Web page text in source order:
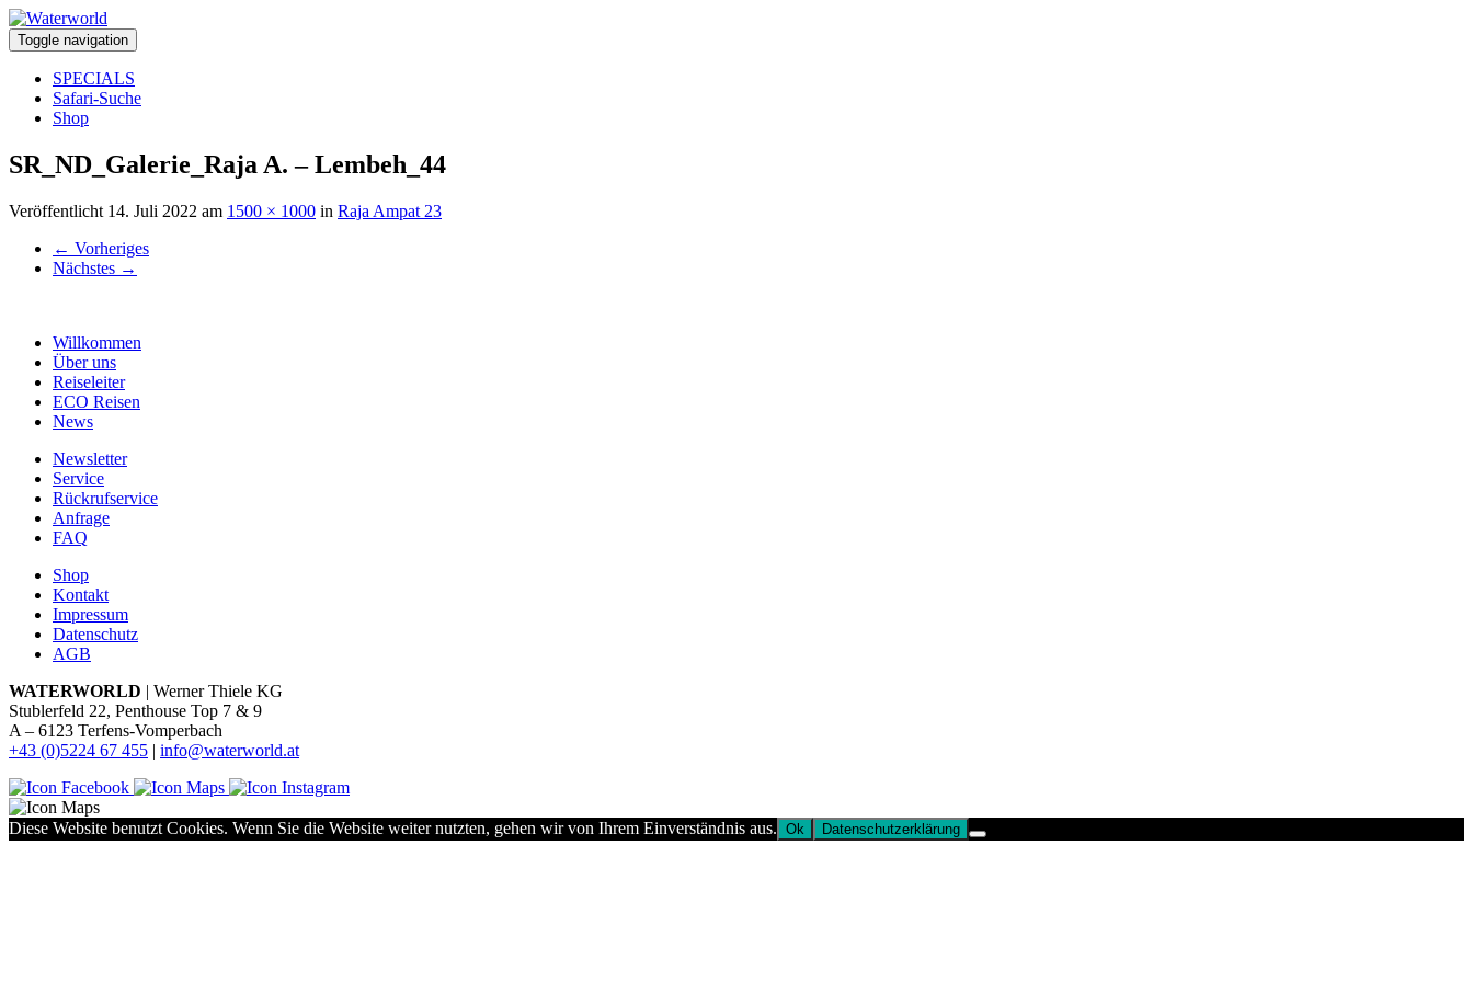
Toggle navigation
SPECIALS
Safari-Suche
Shop
SR_ND_Galerie_Raja A. – Lembeh_44
Veröffentlicht 14. Juli 2022 am 1500 × 1000 in Raja Ampat 23
← Vorheriges
Nächstes →
Willkommen
Über uns
Reiseleiter
ECO Reisen
News
Newsletter
Service
Rückrufservice
Anfrage
FAQ
Shop
Kontakt
Impressum
Datenschutz
AGB
WATERWORLD | Werner Thiele KG
Stublerfeld 22, Penthouse Top 7 & 9
A – 6123 Terfens-Vomperbach
+43 (0)5224 67 455 | info@waterworld.at
Diese Website benutzt Cookies. Wenn Sie die Website weiter nutzten, gehen wir von Ihrem Einverständnis aus. Ok Datenschutzerklärung